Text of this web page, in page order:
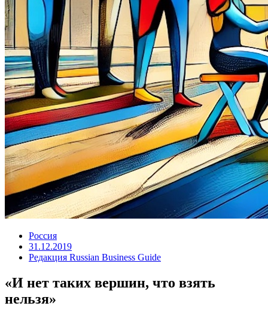
Россия
31.12.2019
Редакция Russian Business Guide
«И нет таких вершин, что взять
нельзя»